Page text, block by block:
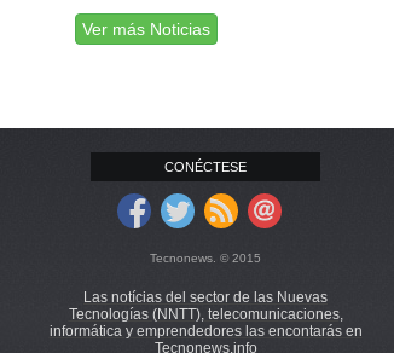
Ver más Noticias
CONÉCTESE
Tecnonews. © 2015
Las notícias del sector de las Nuevas
Tecnologías (NNTT), telecomunicaciones,
informática y emprendedores las encontarás en
Tecnonews.info